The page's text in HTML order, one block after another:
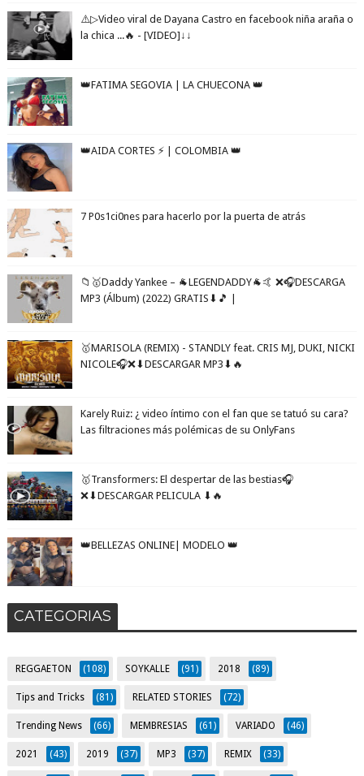
⚠️▷Video viral de Dayana Castro en facebook niña araña o
la chica ...🔥 - [VIDEO]↓↓
👑FATIMA SEGOVIA | LA CHUECONA 👑
👑AIDA CORTES ⚡️ | COLOMBIA 👑
7 P0s1ci0nes para hacerlo por la puerta de atrás
📁🥇Daddy Yankee – 🐐LEGENDADDY🐐🤙 ❌🎧DESCARGA
MP3 (Álbum) (2022) GRATIS⬇🎵 |
🥇MARISOLA (REMIX) - STANDLY feat. CRIS MJ, DUKI, NICKI
NICOLE🎧❌⬇DESCARGAR MP3⬇🔥
Karely Ruiz: ¿ video íntimo con el fan que se tatuó su cara?
Las filtraciones más polémicas de su OnlyFans
🥇Transformers: El despertar de las bestias🎧
❌⬇DESCARGAR PELICULA ⬇🔥
👑BELLEZAS ONLINE| MODELO 👑
CATEGORIAS
REGGAETON (108) SOYKALLE (91) 2018 (89)
Tips and Tricks (81) RELATED STORIES (72)
Trending News (66) MEMBRESIAS (61) VARIADO (46)
2021 (43) 2019 (37) MP3 (37) REMIX (33)